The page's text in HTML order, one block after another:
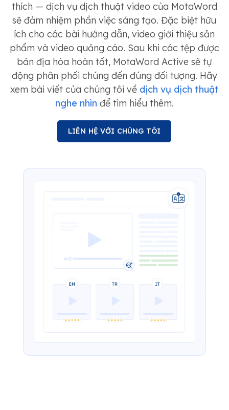
thích — dịch vụ dịch thuật video của MotaWord
sẽ đảm nhiệm phần việc sáng tạo. Đặc biệt hữu
ích cho các bài hướng dẫn, video giới thiệu sản
phẩm và video quảng cáo. Sau khi các tệp được
bản địa hóa hoàn tất, MotaWord Active sẽ tự
động phân phối chúng đến đúng đối tượng. Hãy
xem bài viết của chúng tôi về dịch vụ dịch thuật
nghe nhìn để tìm hiểu thêm.
LIÊN HỆ VỚI CHÚNG TÔI